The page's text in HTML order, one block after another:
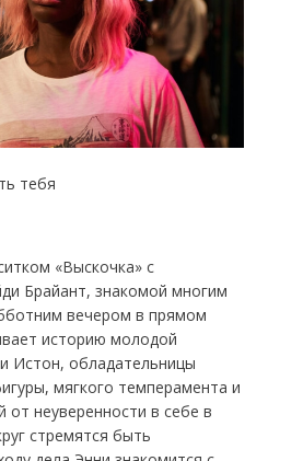
тебя
«Выскочка» с
Брайант, знакомой многим
вечером в прямом
историю молодой
Истон, обладательницы
мягкого темперамента и
неуверенности в себе в
стремятся быть